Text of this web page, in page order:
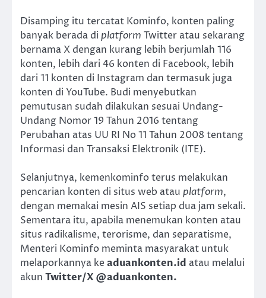
Disamping itu tercatat Kominfo, konten paling
banyak berada di platform Twitter atau sekarang
bernama X dengan kurang lebih berjumlah 116
konten, lebih dari 46 konten di Facebook, lebih
dari 11 konten di Instagram dan termasuk juga
konten di YouTube. Budi menyebutkan
pemutusan sudah dilakukan sesuai Undang-
Undang Nomor 19 Tahun 2016 tentang
Perubahan atas UU RI No 11 Tahun 2008 tentang
Informasi dan Transaksi Elektronik (ITE).
Selanjutnya, kemenkominfo terus melakukan
pencarian konten di situs web atau platform,
dengan memakai mesin AIS setiap dua jam sekali.
Sementara itu, apabila menemukan konten atau
situs radikalisme, terorisme, dan separatisme,
Menteri Kominfo meminta masyarakat untuk
melaporkannya keaduankonten.id atau melalui
akun Twitter/X @aduankonten.